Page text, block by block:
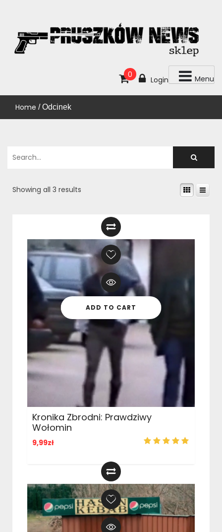
Menu
0
Login
Home / Odcinek
Showing all 3 results
ADD TO CART
Kronika Zbrodni: Prawdziwy
Wołomin
9,99zł